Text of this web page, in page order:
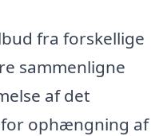
fra forskellige
sammenligne
af det
ophængning af